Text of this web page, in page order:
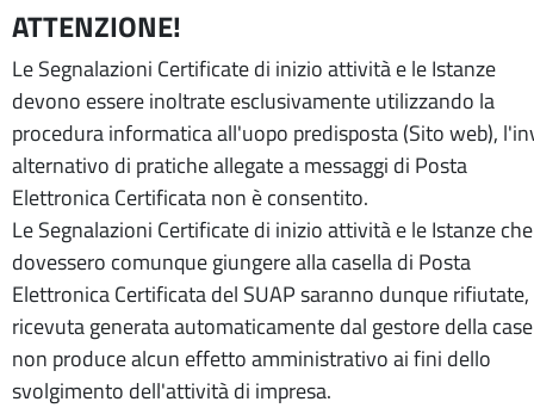
ATTENZIONE!
Le Segnalazioni Certificate di inizio attività e le Istanze
devono essere inoltrate esclusivamente utilizzando la
procedura informatica all'uopo predisposta (Sito web),
alternativo di pratiche allegate a messaggi di Posta
Elettronica Certificata non è consentito.
Le Segnalazioni Certificate di inizio attività e le Istanze che
dovessero comunque giungere alla casella di Posta
Elettronica Certificata del SUAP saranno dunque rifiutate,
ricevuta generata automaticamente dal gestore della
non produce alcun effetto amministrativo ai fini dello
svolgimento dell'attività di impresa.